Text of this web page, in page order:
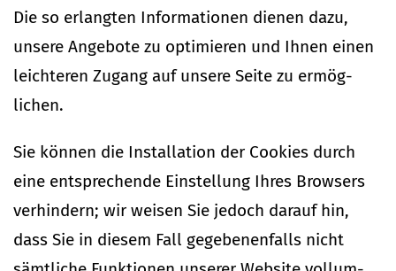
Die so erlangten Infor­ma­tionen dienen dazu,
unsere Angebote zu opti­mieren und Ihnen einen
leich­teren Zugang auf unsere Seite zu ermög­
lichen.
Sie können die Instal­lation der Cookies durch
eine ent­spre­chende Ein­stellung Ihres Browsers
ver­hindern; wir weisen Sie jedoch darauf hin,
dass Sie in diesem Fall gege­be­nen­falls nicht